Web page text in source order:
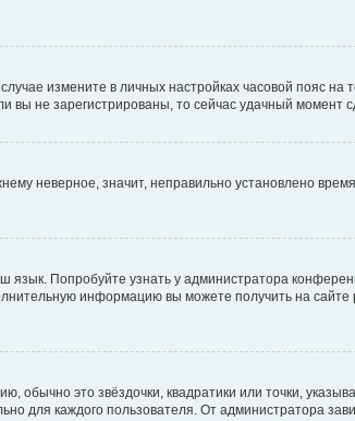
измените в личных настройках часовой пояс на
вы не зарегистрированы, то сейчас удачный момент
неверное, значит, неправильно установлено
Попробуйте узнать у администратора
информацию вы можете получить на сайте
обычно это звёздочки, квадратики или точки,
для каждого пользователя. От администратора